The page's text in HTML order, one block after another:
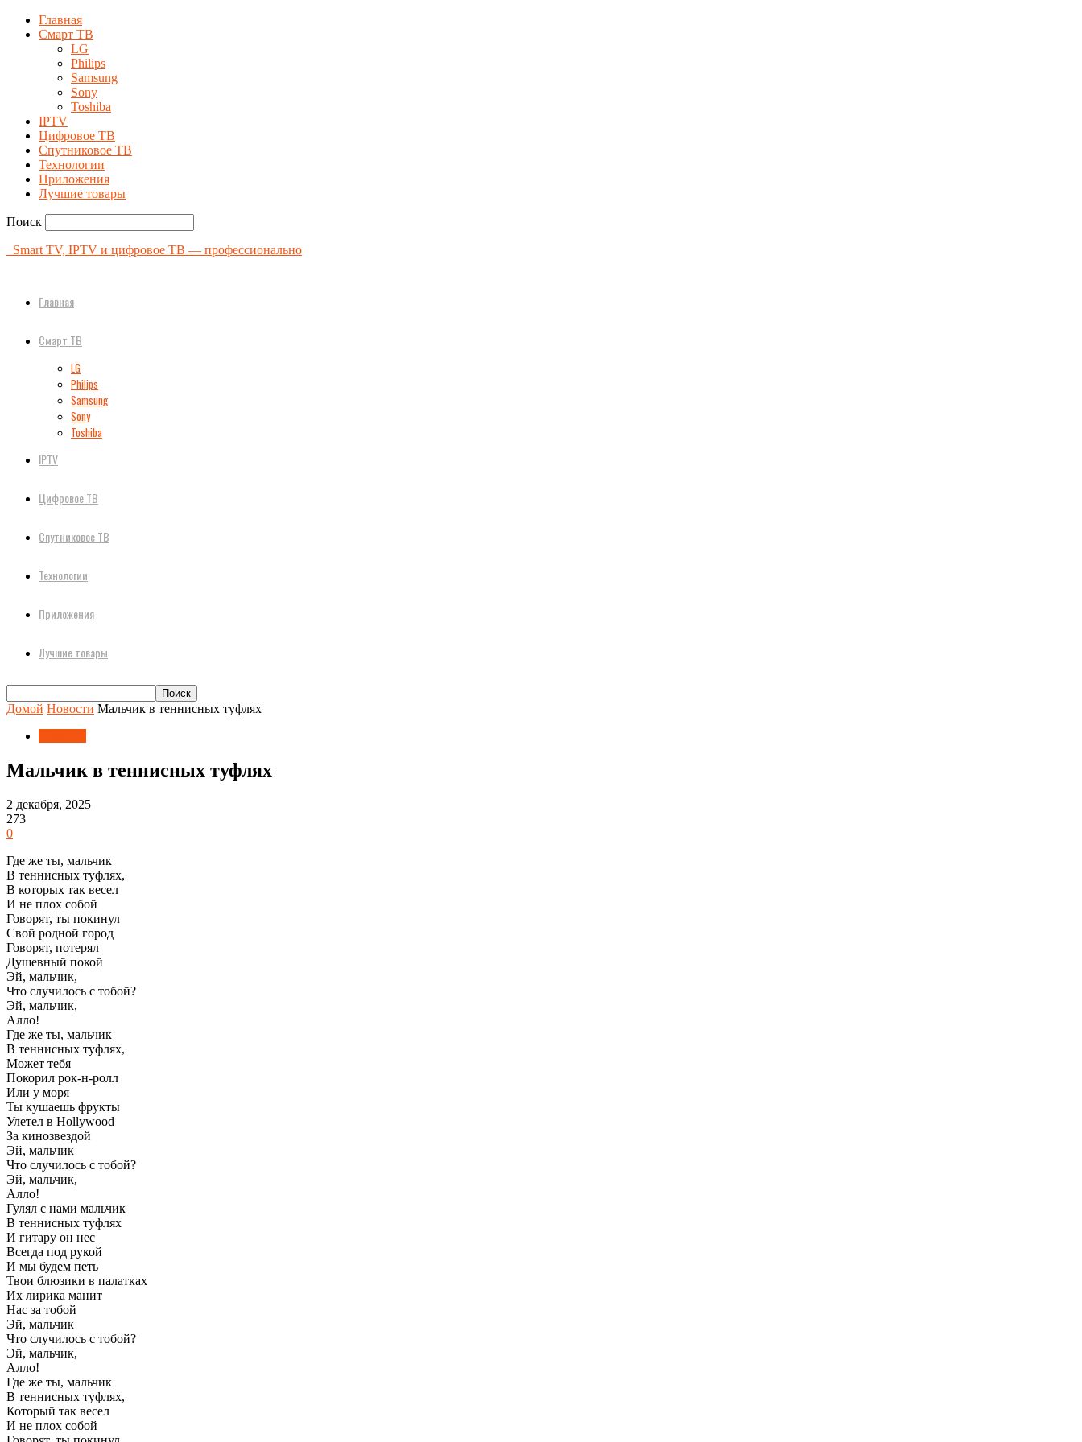
Главная
Смарт ТВ
LG
Philips
Samsung
Sony
Toshiba
IPTV
Цифровое ТВ
Спутниковое ТВ
Технологии
Приложения
Лучшие товары
Поиск
Smart TV, IPTV и цифровое ТВ — профессионально
Главная
Смарт ТВ
LG
Philips
Samsung
Sony
Toshiba
IPTV
Цифровое ТВ
Спутниковое ТВ
Технологии
Приложения
Лучшие товары
Домой Новости Мальчик в теннисных туфлях
Мальчик в теннисных туфлях
2 декабря, 2025
273
0
Где же ты, мальчик
В теннисных туфлях,
В которых так весел
И не плох собой
Говорят, ты покинул
Свой родной город
Говорят, потерял
Душевный покой
Эй, мальчик,
Что случилось с тобой?
Эй, мальчик,
Алло!
Где же ты, мальчик
В теннисных туфлях,
Может тебя
Покорил рок-н-ролл
Или у моря
Ты кушаешь фрукты
Улетел в Hollywood
За кинозвездой
Эй, мальчик
Что случилось с тобой?
Эй, мальчик,
Алло!
Гулял с нами мальчик
В теннисных туфлях
И гитару он нес
Всегда под рукой
И мы будем петь
Твои блюзики в палатках
Их лирика манит
Нас за тобой
Эй, мальчик
Что случилось с тобой?
Эй, мальчик,
Алло!
Где же ты, мальчик
В теннисных туфлях,
Который так весел
И не плох собой